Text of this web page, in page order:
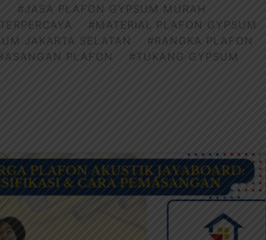
#JASA PLAFON GYPSUM MURAH
#MATERIAL PLAFON GYPSUM
JAKARTA SELATAN
#RANGKA PLAFON
PLAFON
#TUKANG GYPSUM